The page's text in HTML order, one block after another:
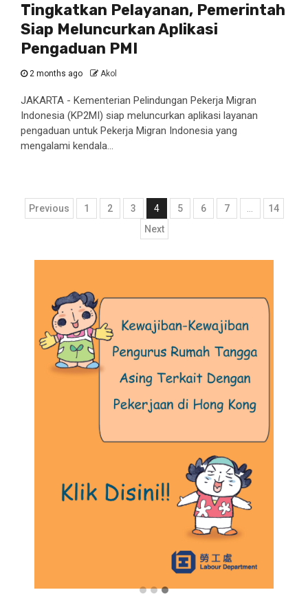
Tingkatkan Pelayanan, Pemerintah
Siap Meluncurkan Aplikasi
Pengaduan PMI
2 months ago Akol
JAKARTA - Kementerian Pelindungan Pekerja Migran
Indonesia (KP2MI) siap meluncurkan aplikasi layanan
pengaduan untuk Pekerja Migran Indonesia yang
mengalami kendala...
Posts
Previous 1 2 3 4 5 6 7
14
Next